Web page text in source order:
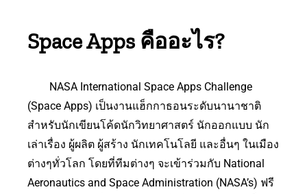
Space Apps คืออะไร?
NASA International Space Apps Challenge
(Space Apps) เป็นงานแฮ็กกาธอนระดับนานาชาติ
สำหรับนักเขียนโค้ดนักวิทยาศาสตร์ นักออกแบบ นัก
เล่าเรื่อง ผู้ผลิต ผู้สร้าง นักเทคโนโลยี และอื่นๆ ในเมือง
ต่างๆทั่วโลก โดยที่ทีมต่างๆ จะเข้าร่วมกับ National
Aeronautics and Space Administration (NASA’s) ฟรี